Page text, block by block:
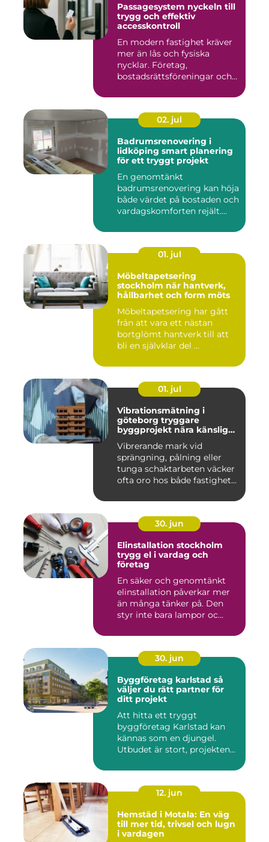
Passagesystem nyckeln till
trygg och effektiv
accesskontroll
En modern fastighet kräver
mer än lås och fysiska
nycklar. Företag,
bostadsrättsföreningar och
02. jul
Badrumsrenovering i
lidköping smart planering
för ett tryggt projekt
En genomtänkt
badrumsrenovering kan höja
både värdet på bostaden och
vardagskomforten rejält.
01. jul
Möbeltapetsering
stockholm när hantverk,
hållbarhet och form möts
Möbeltapetsering har gått
från att vara ett nästan
bortglömt hantverk till att
bli en självklar del ...
01. jul
Vibrationsmätning i
göteborg tryggare
byggprojekt nära känsliga
Vibrerande mark vid
sprängning, pålning eller
tunga schaktarbeten väcker
ofta oro hos både fastighet...
30. jun
Elinstallation stockholm
trygg el i vardag och
företag
En säker och genomtänkt
elinstallation påverkar mer
än många tänker på. Den
styr inte bara lampor oc...
30. jun
Byggföretag karlstad så
väljer du rätt partner för
ditt projekt
Att hitta ett tryggt
byggföretag Karlstad kan
kännas som en djungel.
Utbudet är stort, projekten
12. jun
Hemstäd i Motala: En väg
till mer tid, trivsel och lugn
i vardagen